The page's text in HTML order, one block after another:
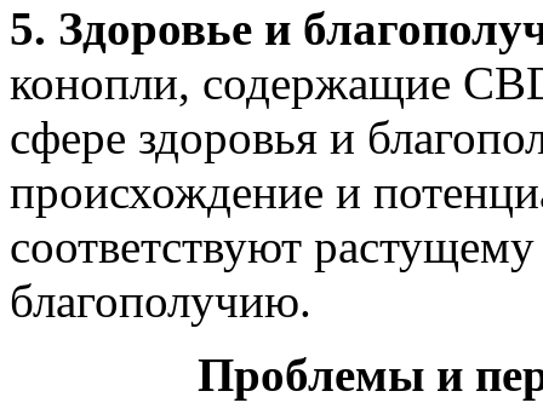
5. Здоровье и
конопли, содержащие
сфере здоровья и
происхождение и
соответствуют
благополучию.
Проблемы и